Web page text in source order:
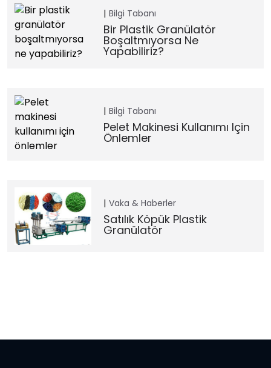
Bilgi Tabanı
Bir Plastik Granülatör
Boşaltmıyorsa Ne
Yapabiliriz?
Bilgi Tabanı
Pelet Makinesi Kullanımı Için
Önlemler
Vaka & Haberler
Satılık Köpük Plastik
Granülatör